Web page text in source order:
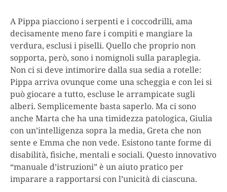
A Pippa piacciono i serpenti e i coccodrilli, ama
decisamente meno fare i compiti e mangiare la
verdura, esclusi i piselli. Quello che proprio non
sopporta, però, sono i nomignoli sulla paraplegia.
Non ci si deve intimorire dalla sua sedia a rotelle:
Pippa arriva ovunque come una scheggia e con lei si
può giocare a tutto, escluse le arrampicate sugli
alberi. Semplicemente basta saperlo. Ma ci sono
anche Marta che ha una timidezza patologica, Giulia
con un’intelligenza sopra la media, Greta che non
sente e Emma che non vede. Esistono tante forme di
disabilità, fisiche, mentali e sociali. Questo innovativo
“manuale d’istruzioni” è un aiuto pratico per
imparare a rapportarsi con l’unicità di ciascuna.